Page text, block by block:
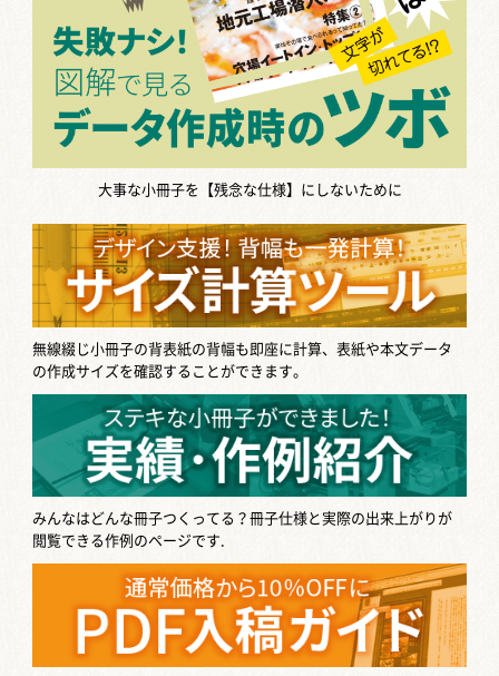
大事な小冊子を【残念な仕様】にしないために
無線綴じ小冊子の背表紙の背幅も即座に計算、表紙や本文データ
の作成サイズを確認することができます。
みんなはどんな冊子つくってる？冊子仕様と実際の出来上がりが
閲覧できる作例のページです.